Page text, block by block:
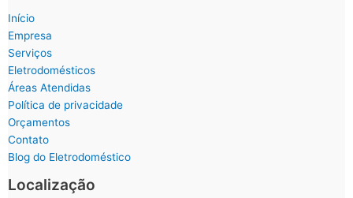
Início
Empresa
Serviços
Eletrodomésticos
Áreas Atendidas
Política de privacidade
Orçamentos
Contato
Blog do Eletrodoméstico
Localização